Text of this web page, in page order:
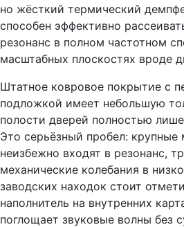
но жёсткий термический
способен эффективно
резонанс в полном частотном
масштабных плоскостях вроде
Штатное ковровое покрытие с
подложкой имеет небольшую
полости дверей полностью
Это серьёзный пробел: крупные
неизбежно входят в резонанс,
механические колебания в
заводских находок стоит
наполнитель на внутренних
поглощает звуковые волны без